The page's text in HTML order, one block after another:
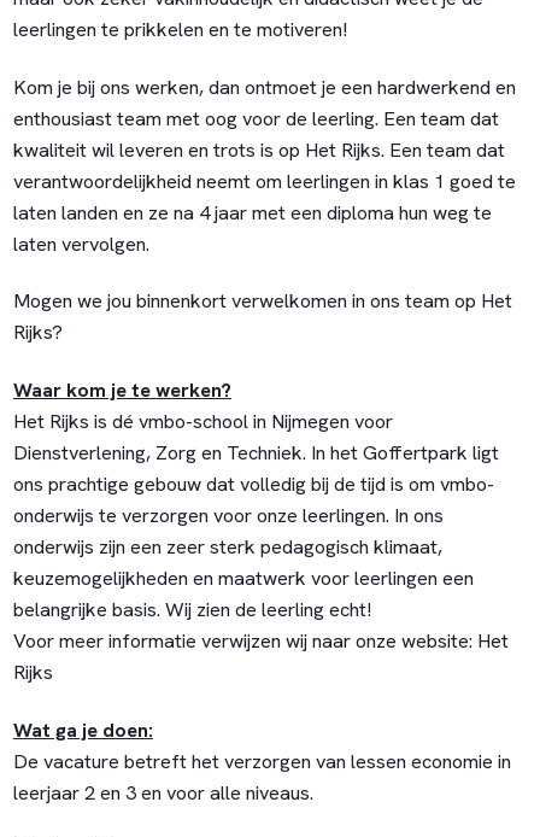
leerlingen te prikkelen en te motiveren!
Kom je bij ons werken, dan ontmoet je een hardwerkend en
enthousiast team met oog voor de leerling. Een team dat
kwaliteit wil leveren en trots is op Het Rijks. Een team dat
verantwoordelijkheid neemt om leerlingen in klas 1 goed te
laten landen en ze na 4 jaar met een diploma hun weg te
laten vervolgen.
Mogen we jou binnenkort verwelkomen in ons team op Het
Rijks?
Waar kom je te werken?
Het Rijks is dé vmbo-school in Nijmegen voor
Dienstverlening, Zorg en Techniek. In het Goffertpark ligt
ons prachtige gebouw dat volledig bij de tijd is om vmbo-
onderwijs te verzorgen voor onze leerlingen. In ons
onderwijs zijn een zeer sterk pedagogisch klimaat,
keuzemogelijkheden en maatwerk voor leerlingen een
belangrijke basis. Wij zien de leerling echt!
Voor meer informatie verwijzen wij naar onze website: Het
Rijks
Wat ga je doen:
De vacature betreft het verzorgen van lessen economie in
leerjaar 2 en 3 en voor alle niveaus.